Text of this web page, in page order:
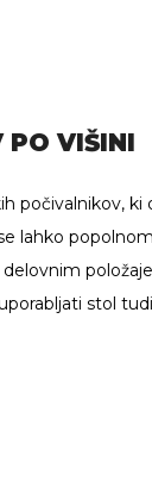
PO VIŠINI
počivalnikov,
lahko
stol